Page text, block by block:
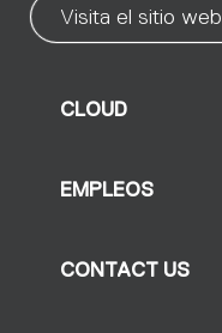
Visita el sitio web
CLOUD
EMPLEOS
CONTACT US